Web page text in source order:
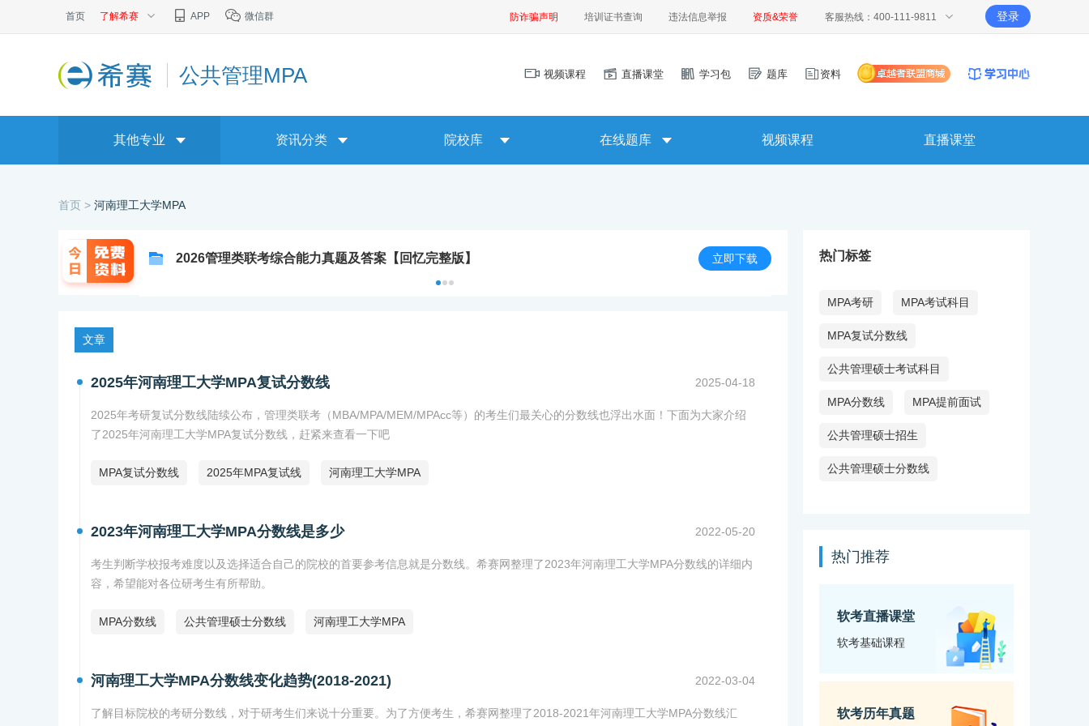
首页 了解希赛 APP 微信群 防诈骗声明 培训证书查询 违法信息举报 资质&荣誉 客服热线：400-111-9811 登录
公共管理MPA 视频课程 直播课堂 学习包 题库 资料
其他专业 资讯分类 院校库 在线题库 视频课程 直播课堂
首页 > 河南理工大学MPA
2026管理类联考综合能力真题及答案【回忆完整版】 立即下载
文章
2025年河南理工大学MPA复试分数线 2025-04-18
2025年考研复试分数线陆续公布，管理类联考（MBA/MPA/MEM/MPAcc等）的考生们最关心的分数线也浮出水面！下面为大家介绍
了2025年河南理工大学MPA复试分数线，赶紧来查看一下吧
MPA复试分数线 2025年MPA复试线 河南理工大学MPA
2023年河南理工大学MPA分数线是多少 2022-05-20
考生判断学校报考难度以及选择适合自己的院校的首要参考信息就是分数线。希赛网整理了2023年河南理工大学MPA分数线的详细内
容，希望能对各位研考生有所帮助。
MPA分数线 公共管理硕士分数线 河南理工大学MPA
河南理工大学MPA分数线变化趋势(2018-2021) 2022-03-04
了解目标院校的考研分数线，对于研考生们来说十分重要。为了方便考生，希赛网整理了2018-2021年河南理工大学MPA分数线汇
热门标签
MPA考研 MPA考试科目
MPA复试分数线
公共管理硕士考试科目
MPA分数线 MPA提前面试
公共管理硕士招生
公共管理硕士分数线
热门推荐
软考直播课堂
软考基础课程
软考历年真题